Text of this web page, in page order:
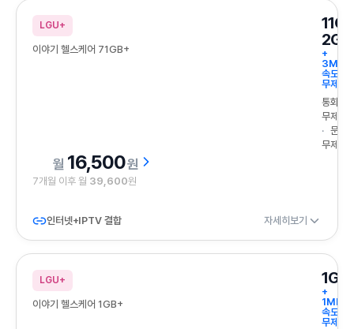
LGU+
이야기 헬스케어 71GB+
2GB
+
속도
무제한
통화
무제한
문자
무제한
16,500원
7개월 이후 월 39,600원
인터넷+IPTV 결합 자세히보기
LGU+
이야기 헬스케어 1GB+
1GB
+
1Mbps
속도
무제한